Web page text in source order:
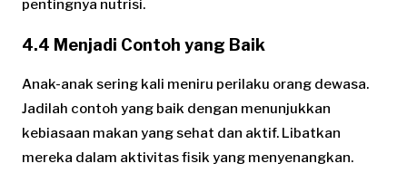
pentingnya nutrisi.
4.4 Menjadi Contoh yang Baik
Anak-anak sering kali meniru perilaku orang dewasa.
Jadilah contoh yang baik dengan menunjukkan
kebiasaan makan yang sehat dan aktif. Libatkan
mereka dalam aktivitas fisik yang menyenangkan.